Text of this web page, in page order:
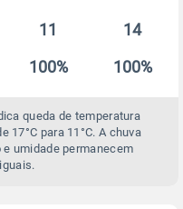
11 14
100% 100%
queda de temperatura
17°C para 11°C. A chuva
umidade permanecem